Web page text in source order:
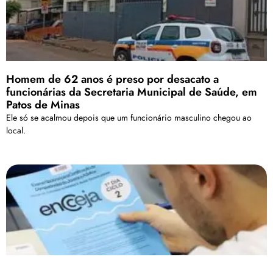
Homem de 62 anos é preso por desacato a
funcionárias da Secretaria Municipal de Saúde, em
Patos de Minas
Ele só se acalmou depois que um funcionário masculino chegou ao
local.